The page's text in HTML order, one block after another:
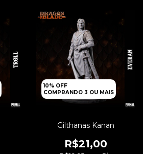
10% OFF
COMPRANDO 3 OU MAIS
Gilthanas Kanan
R$21,00